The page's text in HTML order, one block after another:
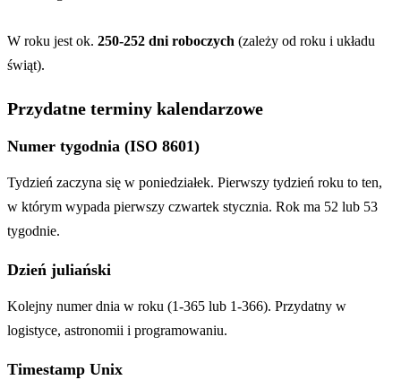
W roku jest ok. 250-252 dni roboczych (zależy od roku i układu
świąt).
Przydatne terminy kalendarzowe
Numer tygodnia (ISO 8601)
Tydzień zaczyna się w poniedziałek. Pierwszy tydzień roku to ten,
w którym wypada pierwszy czwartek stycznia. Rok ma 52 lub 53
tygodnie.
Dzień juliański
Kolejny numer dnia w roku (1-365 lub 1-366). Przydatny w
logistyce, astronomii i programowaniu.
Timestamp Unix